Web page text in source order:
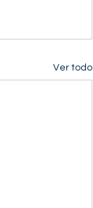
Ver todo